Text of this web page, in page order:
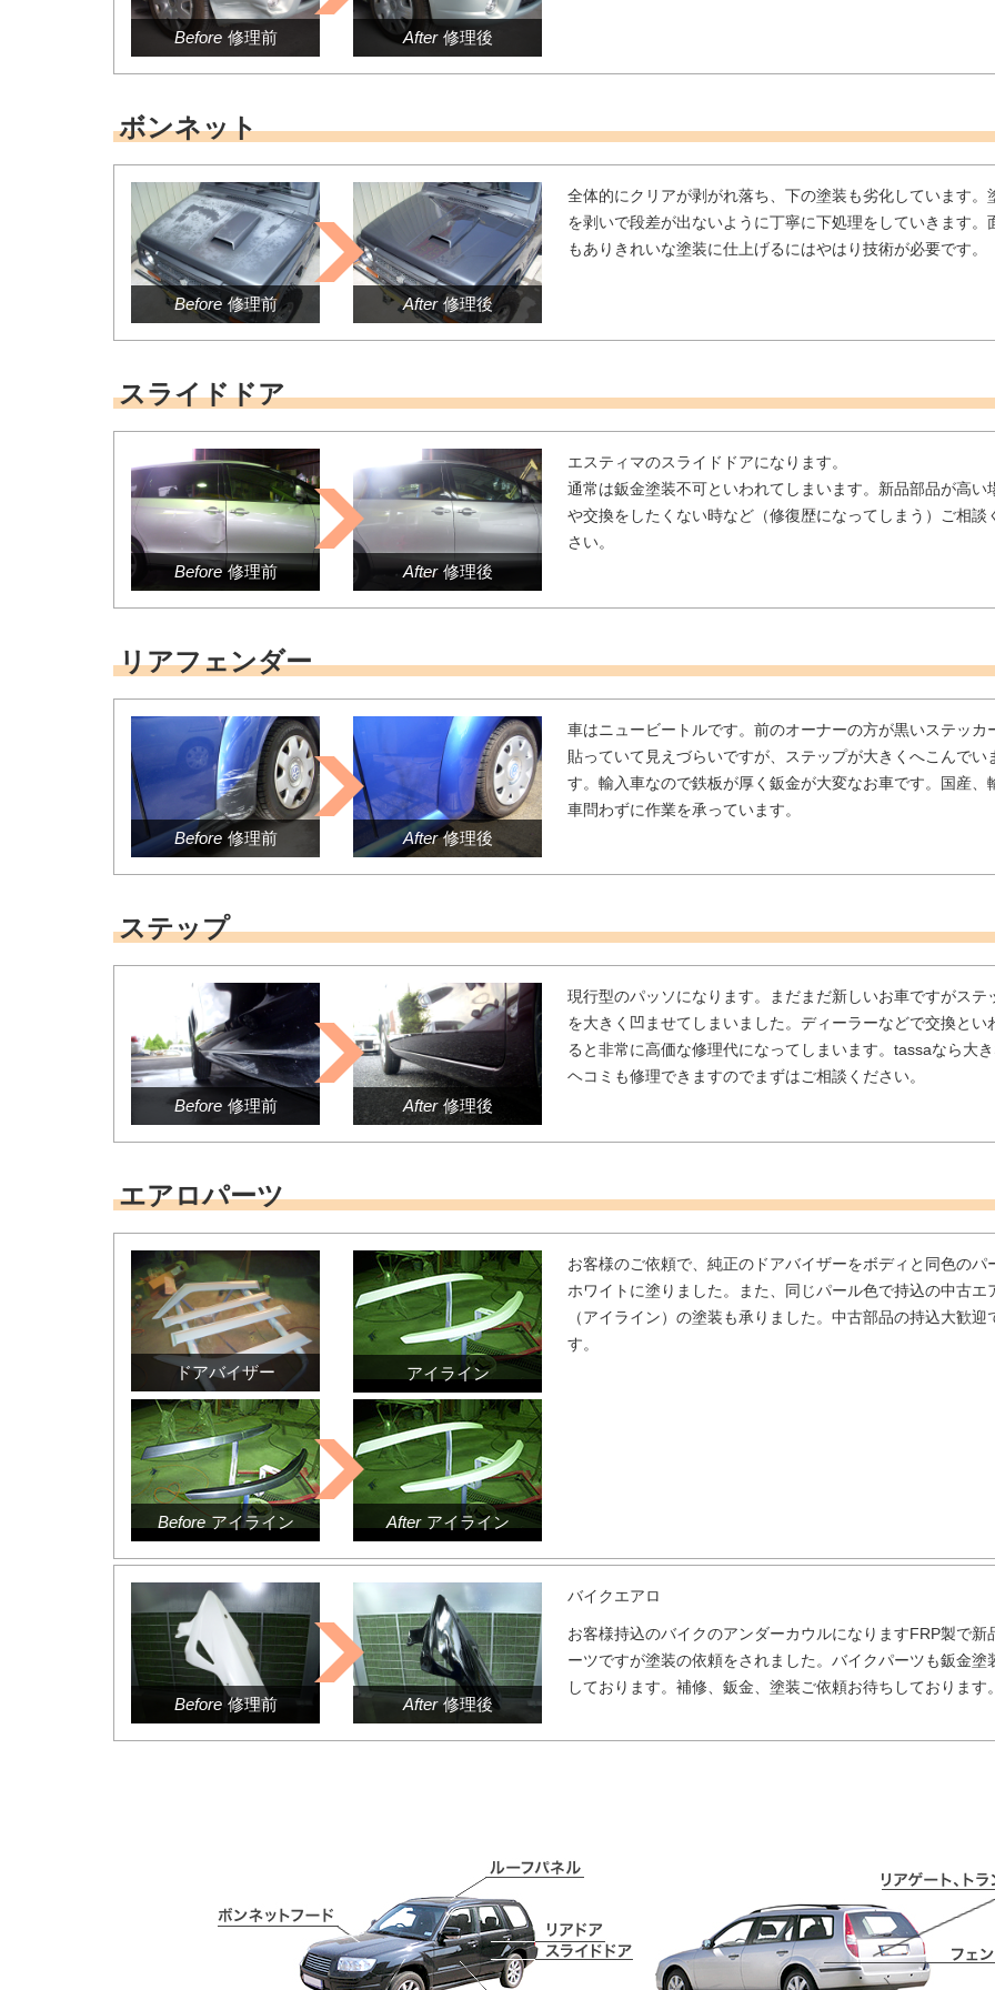
Before 修理前 After 修理後
ボンネット
Before 修理前 After 修理後
全体的にクリアが剥がれ落ち、下の塗装も劣化しています。
を剥いで段差が出ないように丁寧に下処理をしていきます。
もありきれいな塗装に仕上げるにはやはり技術が必要です。
スライドドア
Before 修理前 After 修理後
エスティマのスライドドアになります。
通常は鈑金塗装不可といわれてしまいます。新品部品が高い
や交換をしたくない時など（修復歴になってしまう）ご相談
さい。
リアフェンダー
Before 修理前 After 修理後
車はニュービートルです。前のオーナーの方が黒いステッカ
貼っていて見えづらいですが、ステップが大きくへこんでい
す。輸入車なので鉄板が厚く鈑金が大変なお車です。国産、
車問わずに作業を承っています。
ステップ
Before 修理前 After 修理後
現行型のパッソになります。まだまだ新しいお車ですがステ
を大きく凹ませてしまいました。ディーラーなどで交換とい
ると非常に高価な修理代になってしまいます。tassaなら大
ヘコミも修理できますのでまずはご相談ください。
エアロパーツ
ドアバイザー アイライン
Before アイライン After アイライン
お客様のご依頼で、純正のドアバイザーをボディと同色のパ
ホワイトに塗りました。また、同じパール色で持込の中古エ
（アイライン）の塗装も承りました。中古部品の持込大歓迎
す。
Before 修理前 After 修理後
バイクエアロ
お客様持込のバイクのアンダーカウルになりますFRP製で新
ーツですが塗装の依頼をされました。バイクパーツも鈑金塗
しております。補修、鈑金、塗装ご依頼お待ちしております。